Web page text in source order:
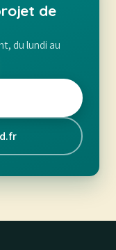
de
du lundi au